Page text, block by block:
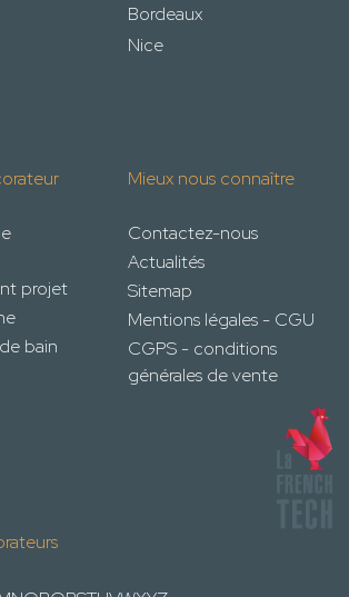
Bordeaux
Nice
projet
bain
Mieux nous connaître
Contactez-nous
Actualités
Sitemap
Mentions légales - CGU
CGPS - conditions
générales de vente